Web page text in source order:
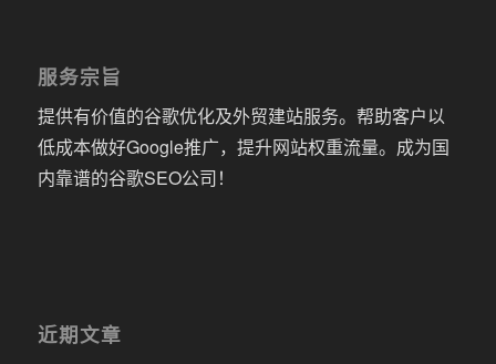
服务宗旨
提供有价值的谷歌优化及外贸建站服务。帮助客户以
低成本做好Google推广，提升网站权重流量。成为国
内靠谱的谷歌SEO公司！
近期文章